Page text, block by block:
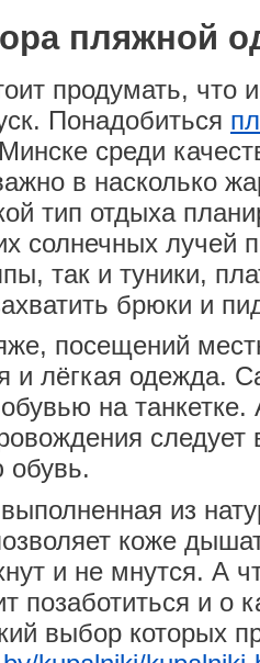
пляжной
продумать, что
Понадобиться
среди
в насколько
тип отдыха
солнечных лучей
так и туники,
брюки и
посещений
и лёгкая одежда.
на танкетке.
обувь.
из
коже
и не мнутся. А
позаботиться и о
выбор которых